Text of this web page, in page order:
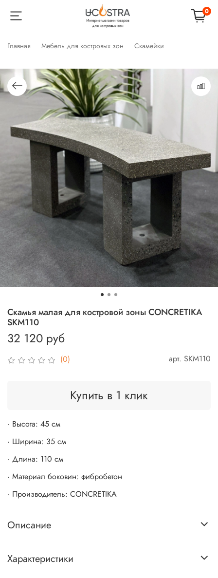
0
Главная Мебель для костровых зон Скамейки
(0) арт. SKM110
Скамья малая для костровой зоны CONCRETIKA
SKM110
32 120 руб
Купить в 1 клик
· Высота: 45 см
· Ширина: 35 см
· Длина: 110 см
· Материал боковин: фибробетон
· Производитель: CONCRETIKA
Описание
Характеристики